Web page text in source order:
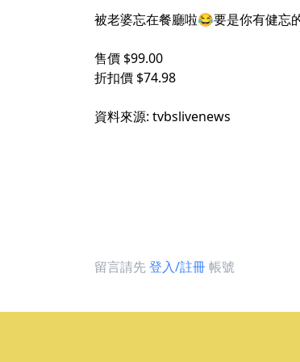
被老婆忘在餐廳啦😂要是你有健忘
售價 $99.00
折扣價 $74.98
資料來源: tvbslivenews
留言請先登入/註冊帳號